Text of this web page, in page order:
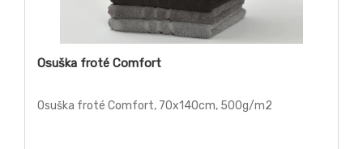
Osuška froté Comfort
Osuška froté Comfort, 70x140cm, 500g/m2